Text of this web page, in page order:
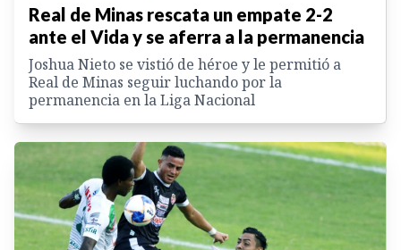
Real de Minas rescata un empate 2-2
ante el Vida y se aferra a la permanencia
Joshua Nieto se vistió de héroe y le permitió a
Real de Minas seguir luchando por la
permanencia en la Liga Nacional